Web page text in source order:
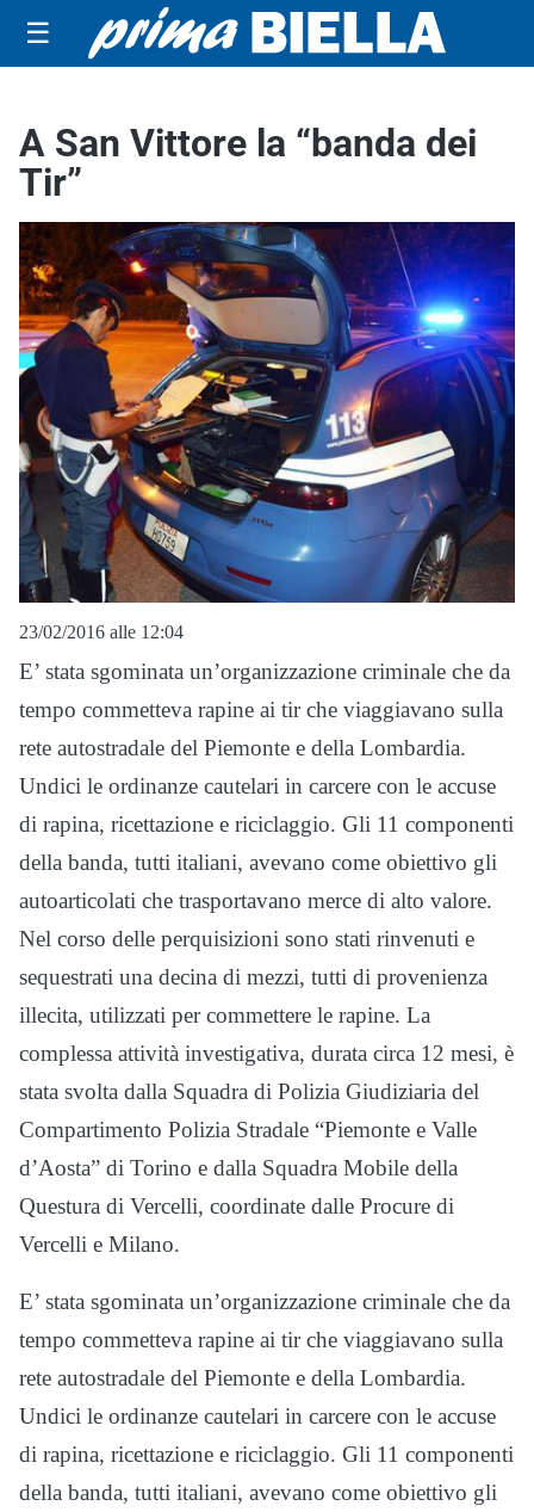
☰
A San Vittore la “banda dei
Tir”
23/02/2016 alle 12:04
E’ stata sgominata un’organizzazione criminale che da
tempo commetteva rapine ai tir che viaggiavano sulla
rete autostradale del Piemonte e della Lombardia.
Undici le ordinanze cautelari in carcere con le accuse
di rapina, ricettazione e riciclaggio. Gli 11 componenti
della banda, tutti italiani, avevano come obiettivo gli
autoarticolati che trasportavano merce di alto valore.
Nel corso delle perquisizioni sono stati rinvenuti e
sequestrati una decina di mezzi, tutti di provenienza
illecita, utilizzati per commettere le rapine. La
complessa attività investigativa, durata circa 12 mesi, è
stata svolta dalla Squadra di Polizia Giudiziaria del
Compartimento Polizia Stradale “Piemonte e Valle
d’Aosta” di Torino e dalla Squadra Mobile della
Questura di Vercelli, coordinate dalle Procure di
Vercelli e Milano.
E’ stata sgominata un’organizzazione criminale che da
tempo commetteva rapine ai tir che viaggiavano sulla
rete autostradale del Piemonte e della Lombardia.
Undici le ordinanze cautelari in carcere con le accuse
di rapina, ricettazione e riciclaggio. Gli 11 componenti
della banda, tutti italiani, avevano come obiettivo gli